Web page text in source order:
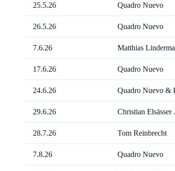
25.5.26 Quadro Nuevo
26.5.26 Quadro Nuevo
7.6.26 Matthias
17.6.26 Quadro Nuevo
24.6.26 Quadro Nuevo &
29.6.26 Christian Elsässer
28.7.26 Tom Reinbrecht
7.8.26 Quadro Nuevo